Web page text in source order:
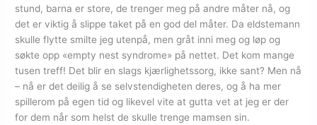
stund, barna er store, de trenger meg på andre måter nå, og
det er viktig å slippe taket på en god del måter. Da eldstemann
skulle flytte smilte jeg utenpå, men gråt inni meg og løp og
søkte opp «empty nest syndrome» på nettet. Det kom mange
tusen treff! Det blir en slags kjærlighetssorg, ikke sant? Men nå
– nå er det deilig å se selvstendigheten deres, og å ha mer
spillerom på egen tid og likevel vite at gutta vet at jeg er der
for dem når som helst de skulle trenge mamsen sin.